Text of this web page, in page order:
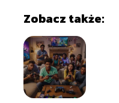
Zobacz także: